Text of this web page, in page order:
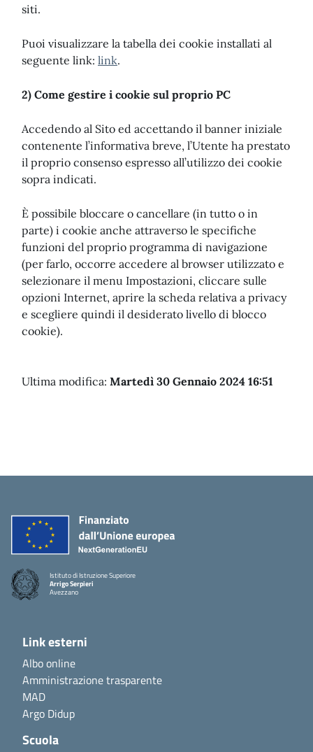
siti.
Puoi visualizzare la tabella dei cookie installati al
seguente link: link.
2) Come gestire i cookie sul proprio PC
Accedendo al Sito ed accettando il banner iniziale
contenente l’informativa breve, l’Utente ha prestato
il proprio consenso espresso all’utilizzo dei cookie
sopra indicati.
È possibile bloccare o cancellare (in tutto o in
parte) i cookie anche attraverso le specifiche
funzioni del proprio programma di navigazione
(per farlo, occorre accedere al browser utilizzato e
selezionare il menu Impostazioni, cliccare sulle
opzioni Internet, aprire la scheda relativa a privacy
e scegliere quindi il desiderato livello di blocco
cookie).
Ultima modifica: Martedì 30 Gennaio 2024 16:51
Istituto di Istruzione Superiore
Arrigo Serpieri
Avezzano
Link esterni
Albo online
Amministrazione trasparente
MAD
Argo Didup
Scuola